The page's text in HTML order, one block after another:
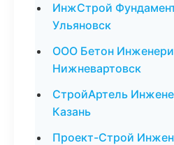
ИнжСтрой
Ульяновск
ООО Бетон
Нижневартовск
СтройАртель
Казань
Проект-Строй